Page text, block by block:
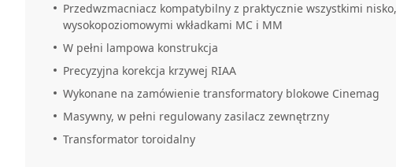
Przedwzmacniacz kompatybilny z praktycznie wszystkimi
wysokopoziomowymi wkładkami MC i MM
W pełni lampowa konstrukcja
Precyzyjna korekcja krzywej RIAA
Wykonane na zamówienie transformatory blokowe Cinemag
Masywny, w pełni regulowany zasilacz zewnętrzny
Transformator toroidalny